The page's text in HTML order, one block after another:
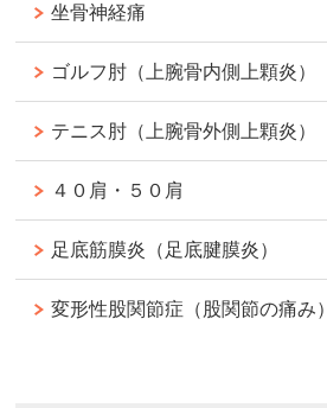
坐骨神経痛
ゴルフ肘（上腕骨内側上顆炎）
テニス肘（上腕骨外側上顆炎）
４０肩・５０肩
足底筋膜炎（足底腱膜炎）
変形性股関節症（股関節の痛み）